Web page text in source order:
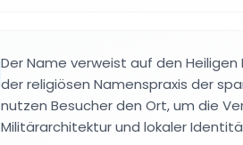
Der Name verweist auf den
der religiösen Namenspraxis der
nutzen Besucher den Ort, um die
Militärarchitektur und lokaler